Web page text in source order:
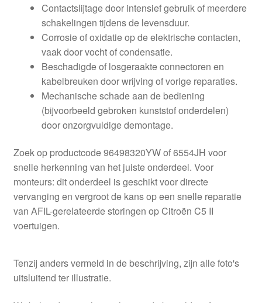
Contactslijtage door intensief gebruik of meerdere
schakelingen tijdens de levensduur.
Corrosie of oxidatie op de elektrische contacten,
vaak door vocht of condensatie.
Beschadigde of losgeraakte connectoren en
kabelbreuken door wrijving of vorige reparaties.
Mechanische schade aan de bediening
(bijvoorbeeld gebroken kunststof onderdelen)
door onzorgvuldige demontage.
Zoek op productcode 96498320YW of 6554JH voor
snelle herkenning van het juiste onderdeel. Voor
monteurs: dit onderdeel is geschikt voor directe
vervanging en vergroot de kans op een snelle reparatie
van AFIL-gerelateerde storingen op Citroën C5 II
voertuigen.
Tenzij anders vermeld in de beschrijving, zijn alle foto's
uitsluitend ter illustratie.